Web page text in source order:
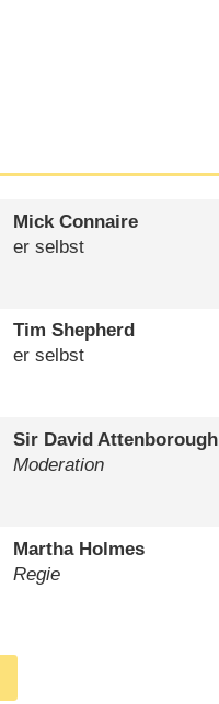
Mick Connaire
er selbst
Tim Shepherd
er selbst
Sir David Attenborough
Moderation
Martha Holmes
Regie